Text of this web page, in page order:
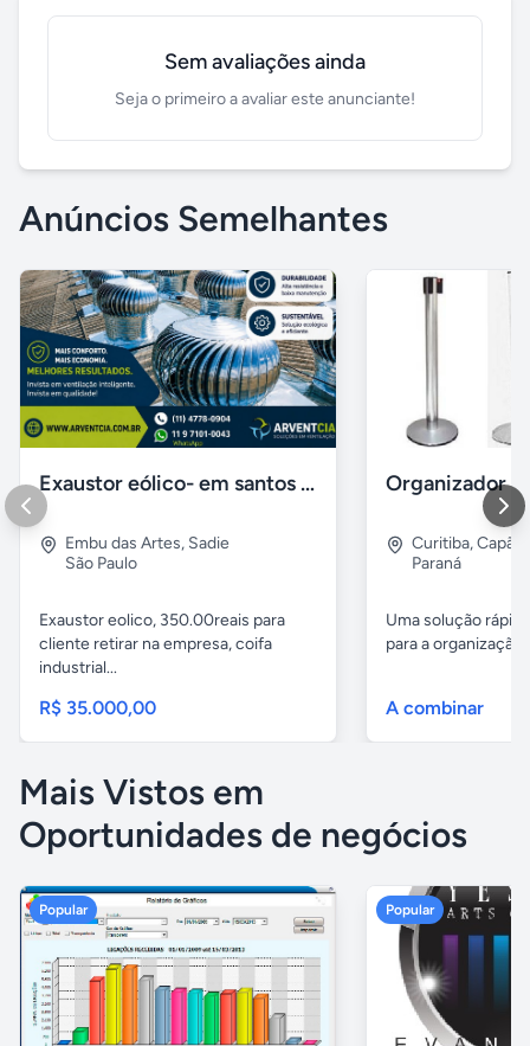
Sem avaliações ainda
Seja o primeiro a avaliar este anunciante!
Anúncios Semelhantes
Exaustor eólico- em santos sp
Embu das Artes, Sadie
São Paulo
Exaustor eolico, 350.00reais para
cliente retirar na empresa, coifa
industrial...
R$ 35.000,00
Curitiba,Capão
Paraná
Uma solução
para a
A combinar
Mais Vistos em
Oportunidades de negócios
Popular Popular